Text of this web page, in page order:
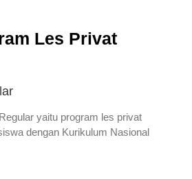
Les Privat
yaitu program les privat
dengan Kurikulum Nasional